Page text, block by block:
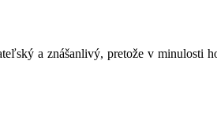
a znášanlivý, pretože v minulosti